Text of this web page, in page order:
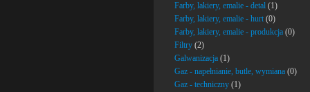
Farby, lakiery, emalie - detal (1)
Farby, lakiery, emalie - hurt (0)
Farby, lakiery, emalie - produkcja (0)
Filtry (2)
Galwanizacja (1)
Gaz - napełnianie, butle, wymiana (0)
Gaz - techniczny (1)